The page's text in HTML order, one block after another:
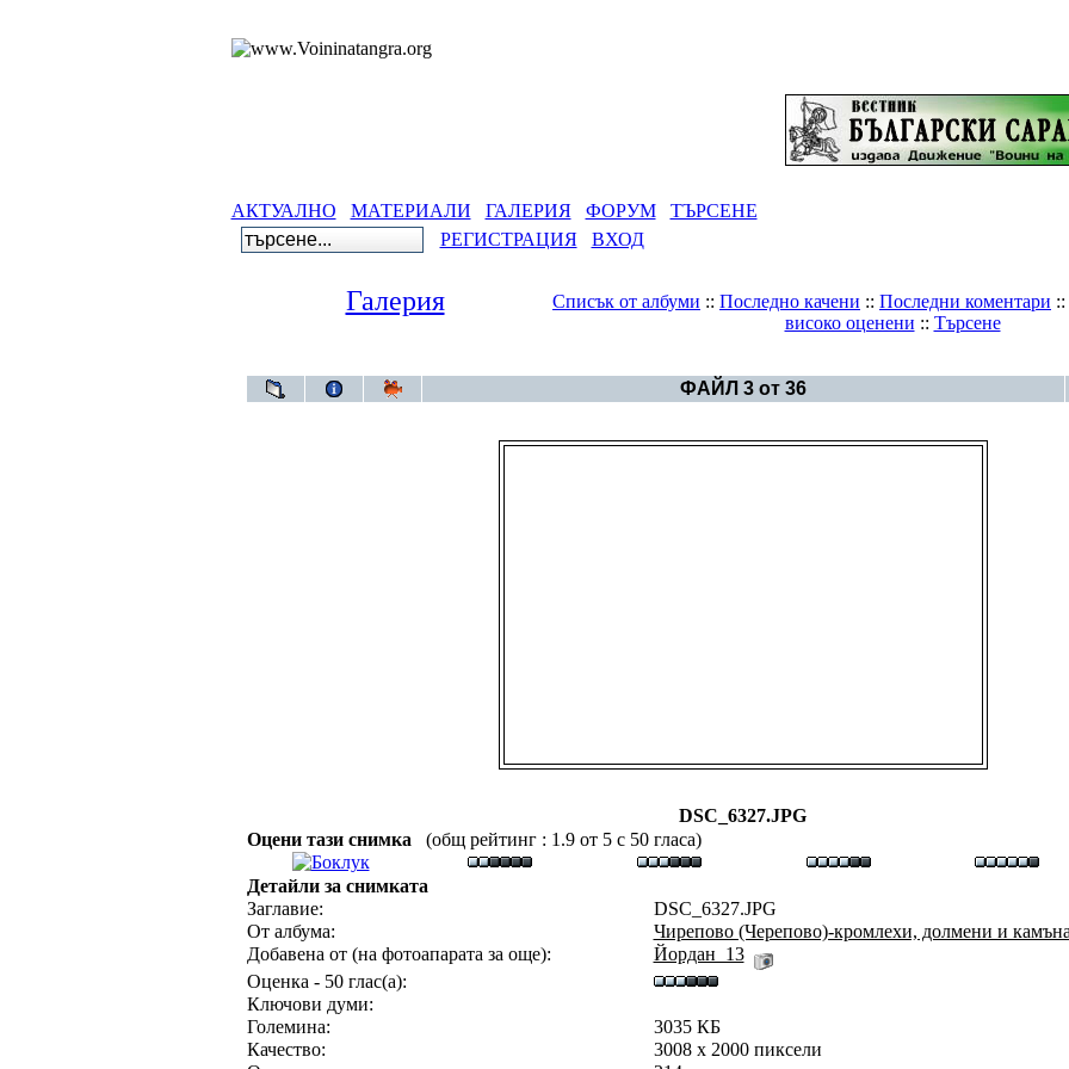
АКТУАЛНО МАТЕРИАЛИ ГАЛЕРИЯ ФОРУМ
ТЪРСЕНЕ
РЕГИСТРАЦИЯ
ВХОД
Галерия Списък от албуми :: Последно качени :: Последни коментари ::
високо оценени :: Търсене
ФАЙЛ 3 от 36
DSC_6327.JPG
Оцени тази снимка
(общ рейтинг : 1.9 от 5 с 50 гласа)
Детайли за снимката
Заглавие:
DSC_6327.JPG
От албума:
Чирепово (Черепово)-кромлехи, долмени и
Добавена от (на фотоапарата за още):
Йордан_13
Оценка - 50 глас(а):
Ключови думи:
Големина:
3035 КБ
Качество:
3008 x 2000 пиксели